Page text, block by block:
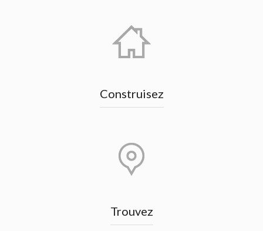
Construisez
Trouvez